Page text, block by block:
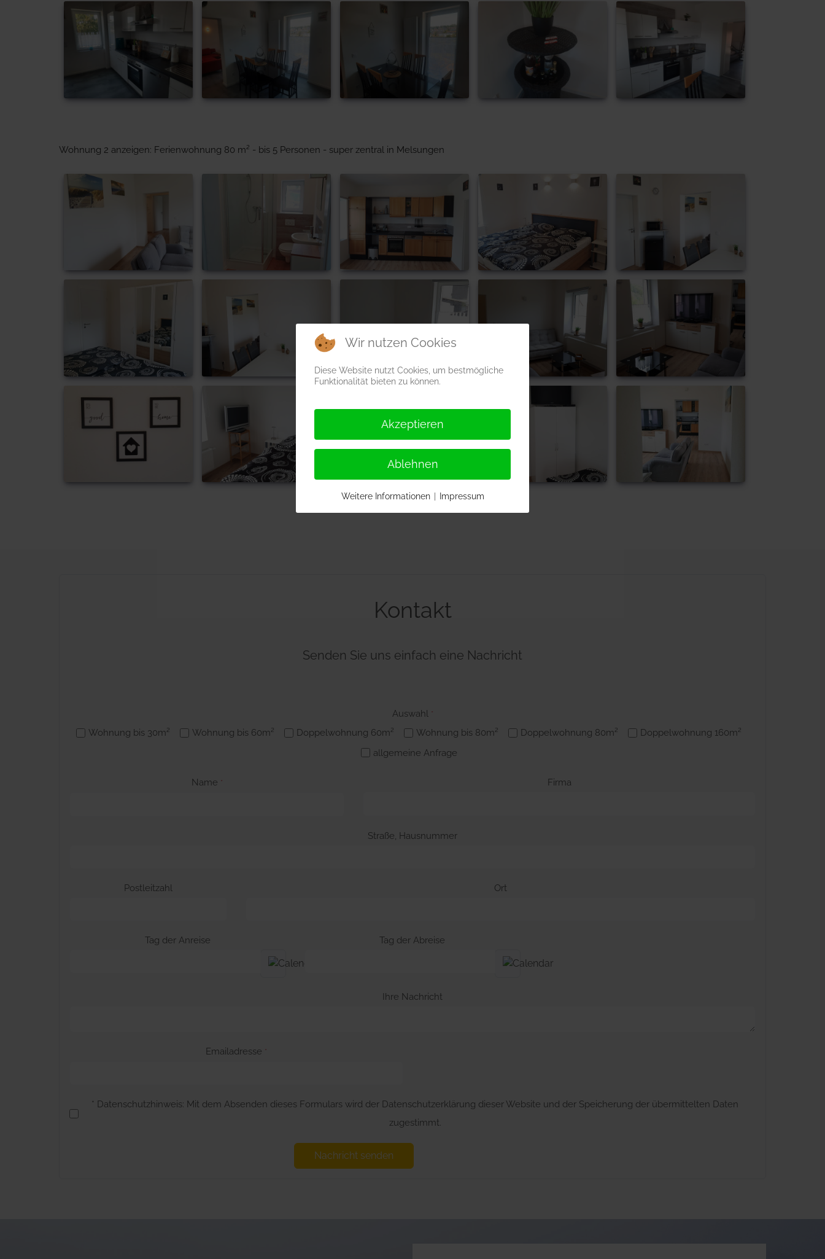
Wohnung 2 anzeigen: Ferienwohnung 80 m² - bis 5 Personen - super zentral in Melsungen
Kontakt
Senden Sie uns einfach eine Nachricht
Auswahl *
Wohnung bis 30m² Wohnung bis 60m² Doppelwohnung 60m² Wohnung bis 80m² Doppelwohnung 80m²
Doppelwohnung 160m²
allgemeine Anfrage
Name * Firma
Straße, Hausnummer
Postleitzahl Ort
Tag der Anreise Tag der Abreise
Ihre Nachricht
Emailadresse *
* Datenschutzhinweis: Mit dem Absenden dieses Formulars wird der Datenschutzerklärung dieser Website und der Speicherung der übermittelten Daten
zugestimmt.
Nachricht senden
Wir nutzen Cookies
Diese Website nutzt Cookies, um bestmögliche
Funktionalität bieten zu können.
Akzeptieren
Ablehnen
Weitere Informationen | Impressum